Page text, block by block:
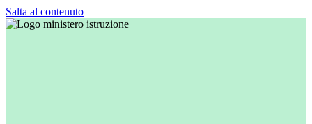
Salta al contenuto